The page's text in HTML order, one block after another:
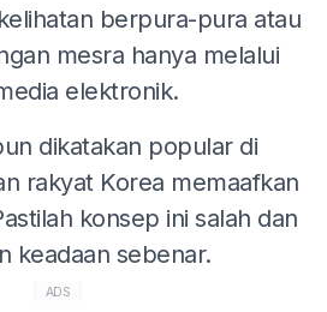
berpura-pura atau
mesra hanya melalui
elektronik.
dikatakan popular di
rakyat Korea memaafkan
konsep ini salah dan
keadaan sebenar.
ADS